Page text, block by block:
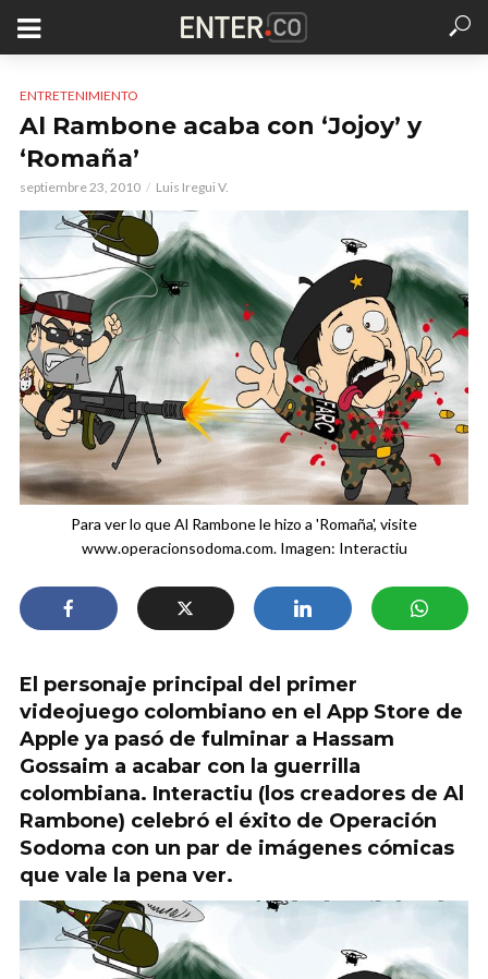
ENTRETENIMIENTO
Al Rambone acaba con ‘Jojoy’ y
‘Romaña’
septiembre 23, 2010 Luis Iregui V.
Para ver lo que Al Rambone le hizo a 'Romaña', visite
www.operacionsodoma.com. Imagen: Interactiu
El personaje principal del primer
videojuego colombiano en el App Store de
Apple ya pasó de fulminar a Hassam
Gossaim a acabar con la guerrilla
colombiana. Interactiu (los creadores de Al
Rambone) celebró el éxito de Operación
Sodoma con un par de imágenes cómicas
que vale la pena ver.